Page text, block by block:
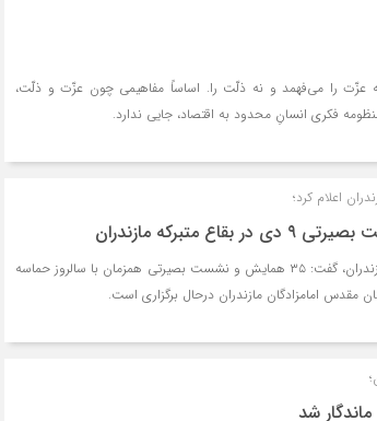
عزّت را می‌فهمد و نه ذلّت را. اساساً مفاهیمی چون عزّت و ذلّت،
فکری انسانِ محدود به اقتصاد، جایی ندارد.
اعلام کرد؛
مدیرکل اوقاف و امور خیریه استان مازندران، گفت: ۳۵ همایش و نشست بصیرتی همزمان با سالروز حماسه
شد